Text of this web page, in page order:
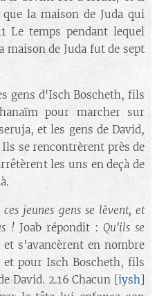
la maison de Juda qui
Le temps pendant lequel
maison de Juda fut de sept
gens d'Isch Boscheth, fils
pour marcher sur
et les gens de David,
se rencontrèrent près de
les uns en deçà de
ces jeunes gens se lèvent, et
!Joab répondit : Qu'ils se
et s'avancèrent en nombre
et pour Isch Boscheth, fils
David. 2.16 Chacun [iysh]